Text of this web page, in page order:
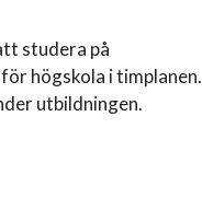
studera på
högskola i timplanen.
utbildningen.